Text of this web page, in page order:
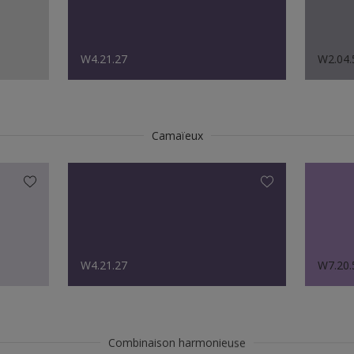
W4.21.27
Camaïeux
W4.21.27
Combinaison harmonieuse